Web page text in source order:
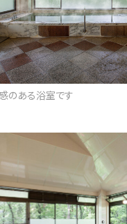
のある浴室です